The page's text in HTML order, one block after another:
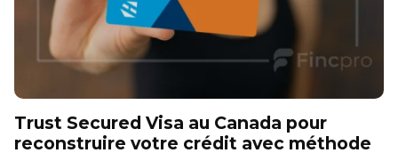
Trust Secured Visa au Canada pour
reconstruire votre crédit avec méthode